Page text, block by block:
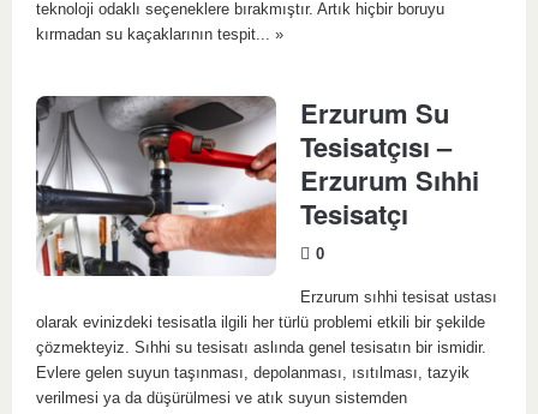
teknoloji odaklı seçeneklere bırakmıştır. Artık hiçbir boruyu
kırmadan su kaçaklarının tespit... »
Erzurum Su
Tesisatçısı –
Erzurum Sıhhi
Tesisatçı
0
Erzurum sıhhi tesisat ustası
olarak evinizdeki tesisatla ilgili her türlü problemi etkili bir şekilde
çözmekteyiz. Sıhhi su tesisatı aslında genel tesisatın bir ismidir.
Evlere gelen suyun taşınması, depolanması, ısıtılması, tazyik
verilmesi ya da düşürülmesi ve atık suyun sistemden